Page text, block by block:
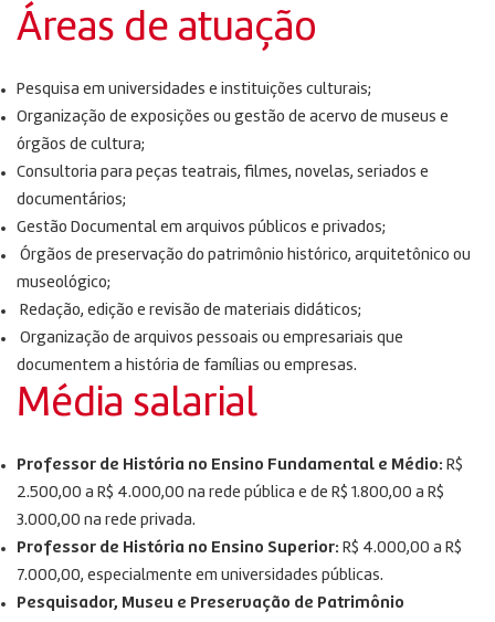
Áreas de atuação
Pesquisa em universidades e instituições culturais;
Organização de exposições ou gestão de acervo de museus e
órgãos de cultura;
Consultoria para peças teatrais, filmes, novelas, seriados e
documentários;
Gestão Documental em arquivos públicos e privados;
Órgãos de preservação do patrimônio histórico, arquitetônico ou
museológico;
Redação, edição e revisão de materiais didáticos;
Organização de arquivos pessoais ou empresariais que
documentem a história de famílias ou empresas.
Média salarial
Professor de História no Ensino Fundamental e Médio: R$
2.500,00 a R$ 4.000,00 na rede pública e de R$ 1.800,00 a R$
3.000,00 na rede privada.
Professor de História no Ensino Superior: R$ 4.000,00 a R$
7.000,00, especialmente em universidades públicas.
Pesquisador, Museu e Preservação de Patrimônio